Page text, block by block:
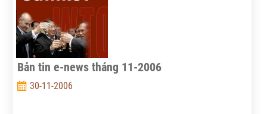
Bản tin e-news tháng 11-2006
30-11-2006